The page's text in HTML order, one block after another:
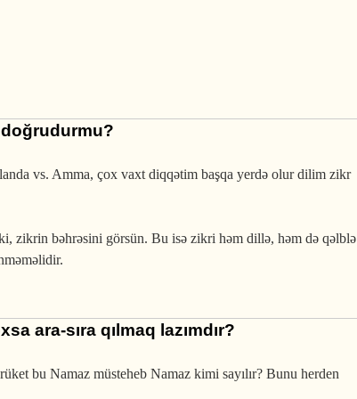
vs. Amma, çox vaxt diqqətim başqa yerdə olur dilim zikr
zikrin bəhrəsini görsün. Bu isə zikri həm dillə, həm də qəlblə
ara-sıra qılmaq lazımdır?
bu Namaz müsteheb Namaz kimi sayılır? Bunu herden